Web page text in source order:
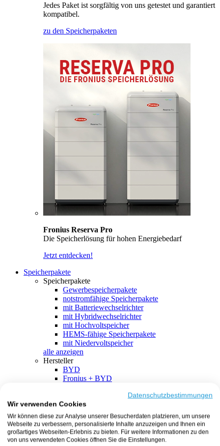
Jedes Paket ist sorgfältig von uns getestet und garantiert
kompatibel.
zu den Speicherpaketen
Fronius Reserva Pro
Die Speicherlösung für hohen Energiebedarf
Jetzt entdecken!
Speicherpakete
Speicherpakete
Gewerbespeicherpakete
notstromfähige Speicherpakete
mit Batteriewechselrichter
mit Hybridwechselrichter
mit Hochvoltspeicher
HEMS-fähige Speicherpakete
mit Niedervoltspeicher
alle anzeigen
Hersteller
BYD
Fronius + BYD
SMA + BYD
EcoFlow
EcoFlow + EcoFlow
FENECON
FENECON + FENECON
Datenschutzbestimmungen
Wir verwenden Cookies
Wir können diese zur Analyse unserer Besucherdaten platzieren, um unsere
Webseite zu verbessern, personalisierte Inhalte anzuzeigen und Ihnen ein
großartiges Webseiten-Erlebnis zu bieten. Für weitere Informationen zu den
von uns verwendeten Cookies öffnen Sie die Einstellungen.